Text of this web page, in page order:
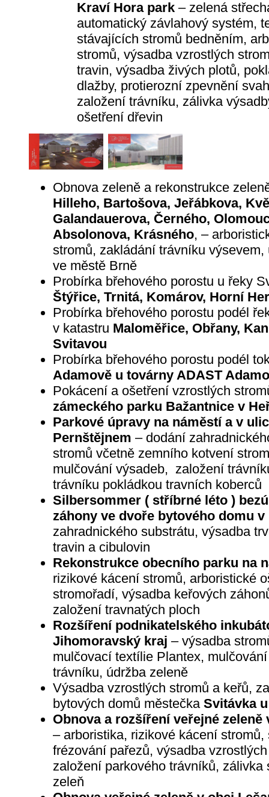
Kraví Hora park– zelená
automatický závlahový systém,
stávajících stromů bedněním,
stromů, výsadba vzrostlých
travin, výsadba živých plotů,
dlažby, protierozní zpevnění
založení trávníku, zálivka
ošetření dřevin
Obnova zeleně a rekonstrukce
Hilleho, Bartošova, Jeřábkova,
Galandauerova, Černého,
Absolonova, Krásného, –
stromů, zakládání trávníku
ve městě Brně
Probírka břehového porostu u řeky
Štýřice, Trnitá, Komárov, Horní
Probírka břehového porostu podél
v katastru Maloměřice, Obřany,
Svitavou
Probírka břehového porostu podél
Adamově u továrny ADAST
Pokácení a ošetření vzrostlých
zámeckého parku Bažantnice v
Parkové úpravy na náměstí a v
Pernštějnem – dodání
stromů včetně zemního kotvení
mulčování výsadeb, založení
trávníku pokládkou travních koberců
Silbersommer ( stříbrné léto )
záhony ve dvoře bytového domu v
zahradnického substrátu, výsadba
travin a cibulovin
Rekonstrukce obecního parku na
rizikové kácení stromů, arboristické
stromořadí, výsadba keřových
založení travnatých ploch
Rozšíření podnikatelského
Jihomoravský kraj – výsadba
mulčovací textílie Plantex,
trávníku, údržba zeleně
Výsadba vzrostlých stromů a keřů,
bytových domů městečka Svitávka
Obnova a rozšíření veřejné
– arboristika, rizikové kácení
frézování pařezů, výsadba
založení parkového trávníků, zálivka
zeleň